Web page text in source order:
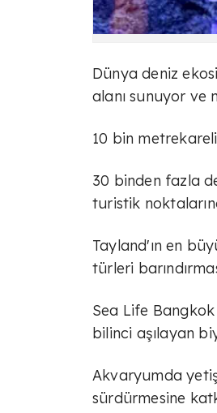
Dünya deniz
alanı sunuyor ve
10 bin
30 binden fazla
turistik
Tayland'ın en
türleri
Sea Life
bilinci aşılayan
Akvaryumda
sürdürmesine